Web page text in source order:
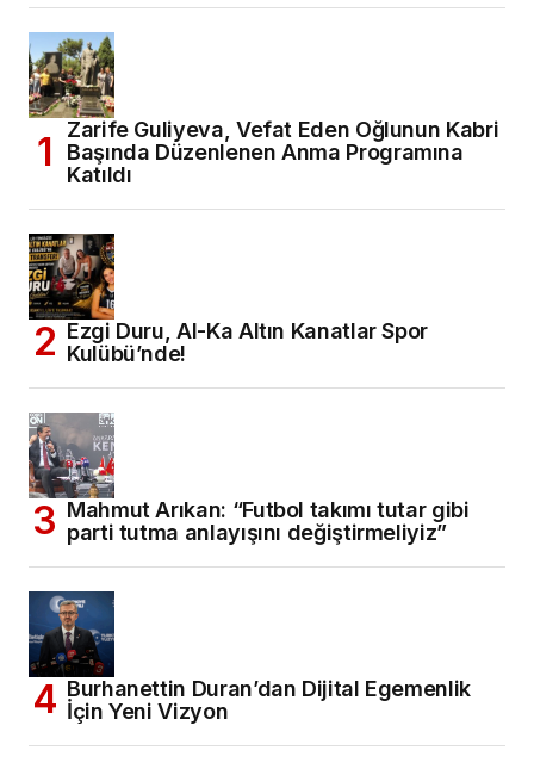
Zarife Guliyeva, Vefat Eden Oğlunun Kabri
Başında Düzenlenen Anma Programına
Katıldı
Ezgi Duru, Al-Ka Altın Kanatlar Spor
Kulübü’nde!
Mahmut Arıkan: “Futbol takımı tutar gibi
parti tutma anlayışını değiştirmeliyiz”
Burhanettin Duran’dan Dijital Egemenlik
İçin Yeni Vizyon